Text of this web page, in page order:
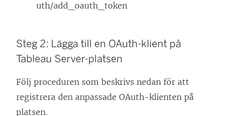
uth/add_oauth_token
Steg 2: Lägga till en OAuth-klient på
Tableau Server-platsen
Följ proceduren som beskrivs nedan för att
registrera den anpassade OAuth-klienten på
platsen.